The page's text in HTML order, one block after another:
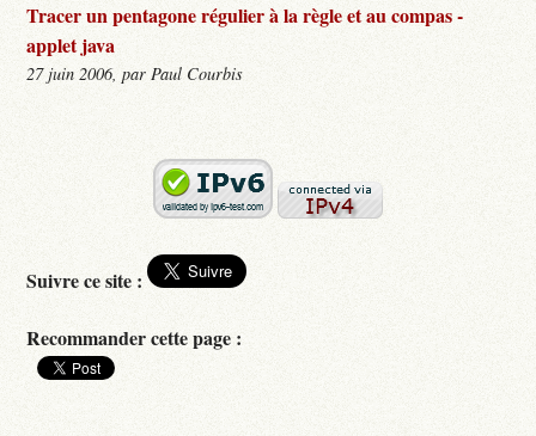
Tracer un pentagone régulier à la règle et au compas -
applet java
27 juin 2006, par Paul Courbis
Suivre ce site :
Recommander cette page :